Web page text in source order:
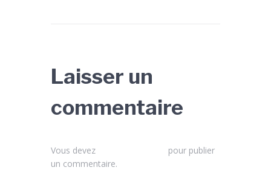
Laisser un
commentaire
Vous devez
pour publier
un commentaire.